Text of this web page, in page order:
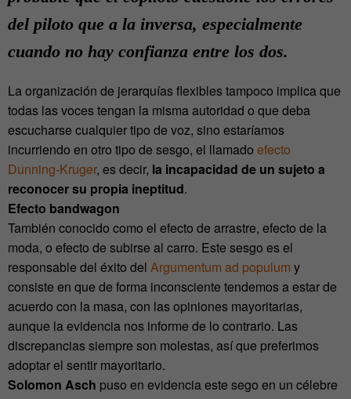
del piloto que a la inversa, especialmente
cuando no hay confianza entre los dos.
La organización de jerarquías flexibles tampoco implica que
todas las voces tengan la misma autoridad o que deba
escucharse cualquier tipo de voz, sino estaríamos
incurriendo en otro tipo de sesgo, el llamado efecto
Dunning-Kruger, es decir, la incapacidad de un sujeto a
reconocer su propia ineptitud.
Efecto bandwagon
También conocido como el efecto de arrastre, efecto de la
moda, o efecto de subirse al carro. Este sesgo es el
responsable del éxito del Argumentum ad populum y
consiste en que de forma inconsciente tendemos a estar de
acuerdo con la masa, con las opiniones mayoritarias,
aunque la evidencia nos informe de lo contrario. Las
discrepancias siempre son molestas, así que preferimos
adoptar el sentir mayoritario.
Solomon Asch puso en evidencia este sego en un célebre